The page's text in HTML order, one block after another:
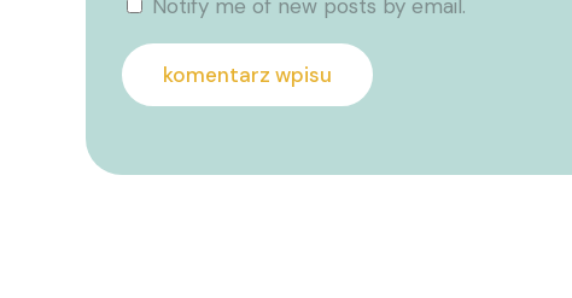
Notify me of new posts by email.